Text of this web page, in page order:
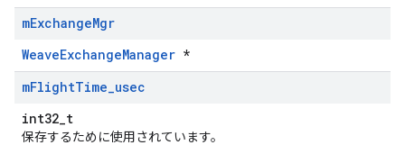
mExchangeMgr
WeaveExchangeManager *
mFlightTime_usec
int32_t
保存するために使用されています。